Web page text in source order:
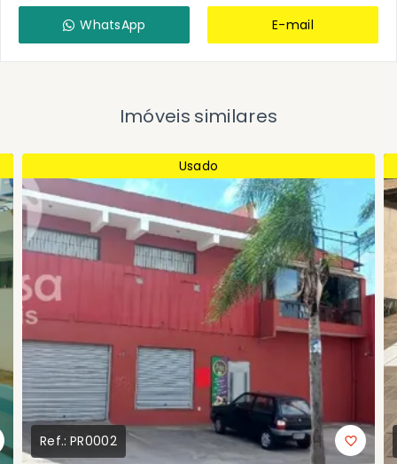
WhatsApp E-mail
Imóveis similares
Usado
Ref.:PR0002